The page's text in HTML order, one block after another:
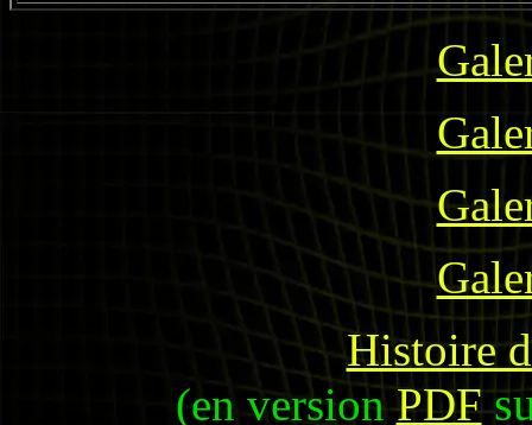
Histoire
(en versionPDF